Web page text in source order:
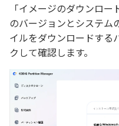
「イメージのダウンロ
のバージョンとシステム
イルをダウンロードする
クして確認します。